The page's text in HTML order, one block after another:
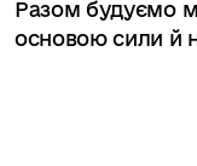
Разом будуємо
основою сили й